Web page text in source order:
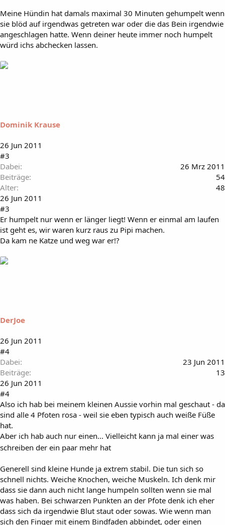
Meine Hündin hat damals maximal 30 Minuten gehumpelt wenn
sie blöd auf irgendwas getreten war oder die das Bein irgendwie
angeschlagen hatte. Wenn deiner heute immer noch humpelt
würd ichs abchecken lassen.
Dominik Krause
26 Jun 2011
#3
Dabei
26 Mrz 2011
Beiträge
54
Alter
48
26 Jun 2011
#3
Er humpelt nur wenn er länger liegt! Wenn er einmal am laufen
ist geht es, wir waren kurz raus zu Pipi machen.
Da kam ne Katze und weg war er!?
DerJoe
26 Jun 2011
#4
Dabei
23 Jun 2011
Beiträge
13
26 Jun 2011
#4
Also ich hab bei meinem kleinen Aussie vorhin mal geschaut - da
sind alle 4 Pfoten rosa - weil sie eben typisch auch weiße Füße
hat.
Aber ich hab auch nur einen... Vielleicht kann ja mal einer was
schreiben der ein paar mehr hat
Generell sind kleine Hunde ja extrem stabil. Die tun sich so
schnell nichts. Weiche Knochen, weiche Muskeln. Ich denk mir
dass sie dann auch nicht lange humpeln sollten wenn sie mal
was haben. Bei schwarzen Punkten an der Pfote denk ich eher
dass sich da irgendwie Blut staut oder sowas. Wie wenn man
sich den Finger mit einem Bindfaden abbindet, oder einen